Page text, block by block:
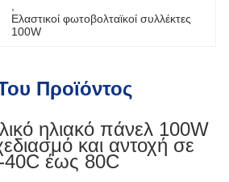
Ελαστικοί φωτοβολταϊκοί συλλέκτες
100W
Προϊόντος
ηλιακό πάνελ 100W
και αντοχή σε
40C έως 80C